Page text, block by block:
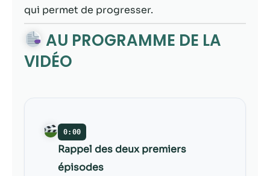
qui permet de progresser.
AU PROGRAMME DE LA
VIDÉO
0:00
Rappel des deux premiers
épisodes
augmentez les
chances de